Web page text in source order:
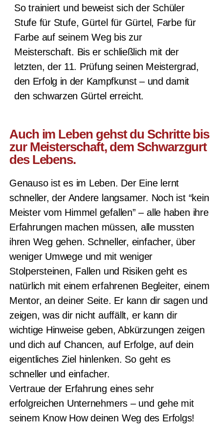
So trainiert und beweist sich der Schüler
Stufe für Stufe, Gürtel für Gürtel, Farbe für
Farbe auf seinem Weg bis zur
Meisterschaft. Bis er schließlich mit der
letzten, der 11. Prüfung seinen Meistergrad,
den Erfolg in der Kampfkunst – und damit
den schwarzen Gürtel erreicht.
Auch im Leben gehst du Schritte bis
zur Meisterschaft, dem Schwarzgurt
des Lebens.
Genauso ist es im Leben. Der Eine lernt
schneller, der Andere langsamer. Noch ist “kein
Meister vom Himmel gefallen” – alle haben ihre
Erfahrungen machen müssen, alle mussten
ihren Weg gehen. Schneller, einfacher, über
weniger Umwege und mit weniger
Stolpersteinen, Fallen und Risiken geht es
natürlich mit einem erfahrenen Begleiter, einem
Mentor, an deiner Seite. Er kann dir sagen und
zeigen, was dir nicht auffällt, er kann dir
wichtige Hinweise geben, Abkürzungen zeigen
und dich auf Chancen, auf Erfolge, auf dein
eigentliches Ziel hinlenken. So geht es
schneller und einfacher.
Vertraue der Erfahrung eines sehr
erfolgreichen Unternehmers – und gehe mit
seinem Know How deinen Weg des Erfolgs!